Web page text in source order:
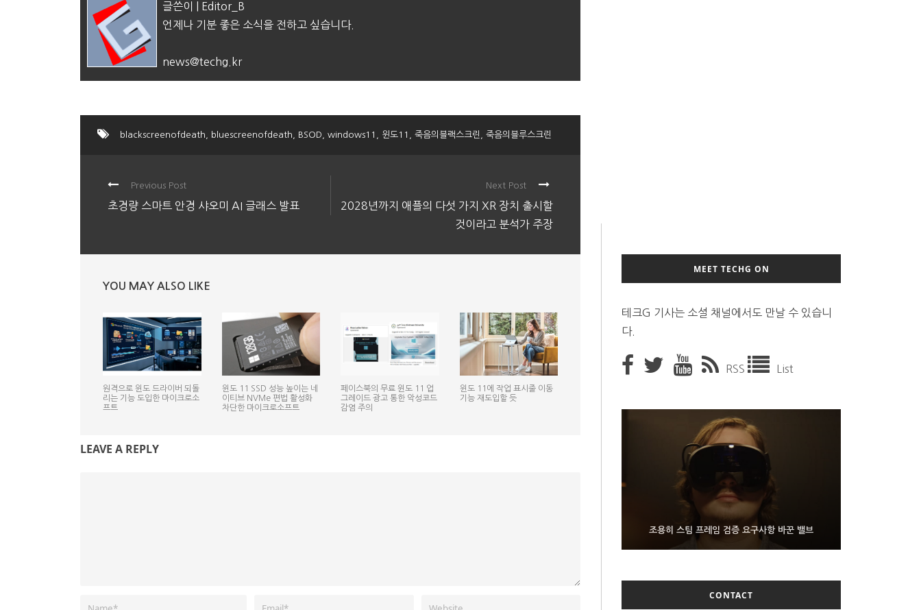
글쓴이 | Editor_B
언제나 기분 좋은 소식을 전하고 싶습니다.
news@techg.kr
blackscreenofdeath bluescreenofdeath BSOD windows11 윈도11 죽음의블랙스크린 죽음의블루스크린
Previous Post
초경량 스마트 안경 샤오미 AI 글래스 발표
Next Post
2028년까지 애플의 다섯 가지 XR 장치 출시할
것이라고 분석가 주장
YOU MAY ALSO LIKE
원격으로 윈도 드라이버 되돌
리는 기능 도입한 마이크로소
프트
윈도 11 SSD 성능 높이는 네
이티브 NVMe 편법 활성화
차단한 마이크로소프트
페이스북의 무료 윈도 11 업
그레이드 광고 통한 악성코드
감염 주의
윈도 11에 작업 표시줄 이동
기능 재도입할 듯
LEAVE A REPLY
MEET TECHG ON
테크G 기사는 소셜 채널에서도 만날 수 있습니
다.
RSS List
조용히 스팀 프레임 검증 요구사항 바꾼 밸브
9월 4일부터 서비스 접는 안드로이드 장치용 구글 어
시스턴트
FMS 2026서 차세대 3D 메모리 ZHBM·ZNAND-O
모형 처음 선보인 삼성전자
CONTACT